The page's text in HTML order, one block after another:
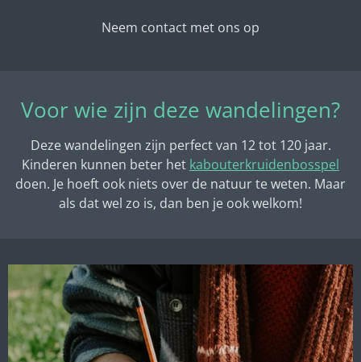
Neem contact met ons op
Voor wie zijn deze wandelingen?
Deze wandelingen zijn perfect van 12 tot 120 jaar.
Kinderen kunnen beter het kabouterkruidenbosspel
doen. Je hoeft ook niets over de natuur te weten. Maar
als dat wel zo is, dan ben je ook welkom!